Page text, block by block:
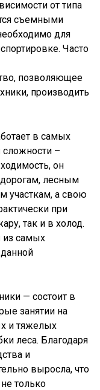
от типа
съемными
для
Часто
позволяющее
производить
в самых
сложности –
он
лесным
участкам, а свою
при
так и в холод.
из самых
— состоит в
занятии на
и тяжелых
леса. Благодаря
и
выросла, что
только